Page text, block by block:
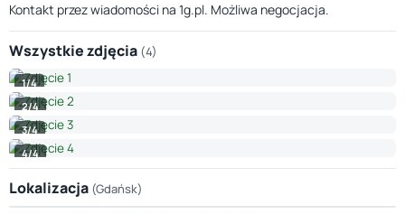
Kontakt przez wiadomości na 1g.pl. Możliwa negocjacja.
Wszystkie zdjęcia (4)
1/4
2/4
3/4
4/4
Lokalizacja (Gdańsk)